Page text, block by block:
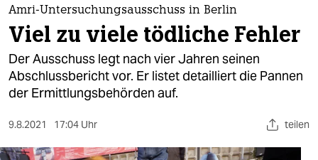
themen
politik
öko
gesellschaft
Amri-Untersuchungsausschuss in Berlin
Viel zu viele tödliche Fehler
Der Ausschuss legt nach vier Jahren seinen
Abschlussbericht vor. Er listet detailliert die Pannen
der Ermittlungsbehörden auf.
9.8.2021 17:04 Uhr teilen